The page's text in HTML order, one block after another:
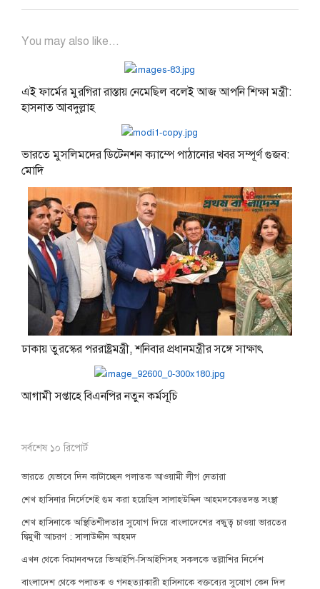
You may also like...
এই ফার্মের মুরগিরা রাস্তায় নেমেছিল বলেই আজ আপনি শিক্ষা মন্ত্রী:
হাসনাত আবদুল্লাহ
ভারতে মুসলিমদের ডিটেনশন ক্যাম্পে পাঠানোর খবর সম্পূর্ণ গুজব:
মোদি
ঢাকায় তুরস্কের পররাষ্ট্রমন্ত্রী, শনিবার প্রধানমন্ত্রীর সঙ্গে সাক্ষাৎ
আগামী সপ্তাহে বিএনপির নতুন কর্মসূচি
সর্বশেষ ১০ রিপোর্ট
ভারতে যেভাবে দিন কাটাচ্ছেন পলাতক আওয়ামী লীগ নেতারা
শেখ হাসিনার নির্দেশেই গুম করা হয়েছিল সালাহউদ্দিন আহমদকেঃতদন্ত সংস্থা
শেখ হাসিনাকে অস্থিতিশীলতার সুযোগ দিয়ে বাংলাদেশের বন্ধুত্ব চাওয়া ভারতের
দ্বিমুখী আচরণ : সালাউদ্দীন আহমদ
এখন থেকে বিমানবন্দরে ভিআইপি-সিআইপিসহ সকলকে তল্লাশির নির্দেশ
বাংলাদেশ থেকে পলাতক ও গনহত্যাকারী হাসিনাকে বক্তব্যের সুযোগ কেন দিল